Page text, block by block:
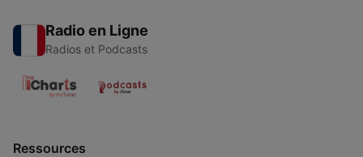
Radio en Ligne
Radios et Podcasts
Ressources